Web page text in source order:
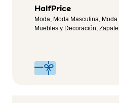
Guess
Outlet
Moda
Masculina
HalfPrice
Moda, Moda Masculina, Moda
Muebles y Decoración,